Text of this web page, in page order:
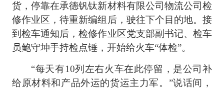
货，停靠在承德钒钛新材料有限公司物流公司检
修作业区，待重新编组后，驶往下个目的地。接
到检车通知后，检修作业区党支部副书记、检车
员鲍守坤手持检点锤，开始给火车“体检”。
“每天有10列左右火车在此停留，是公司补
给原材料和产品外运的货运主力军。”说话间，